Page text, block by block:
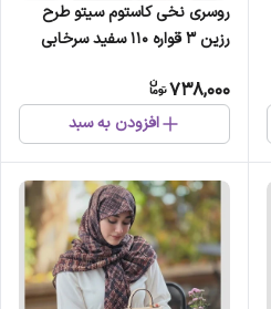
روسری نخی کاستوم سیتو طرح
رزین 3 قواره 110 سفید سرخابی
738,000
افزودن به سبد